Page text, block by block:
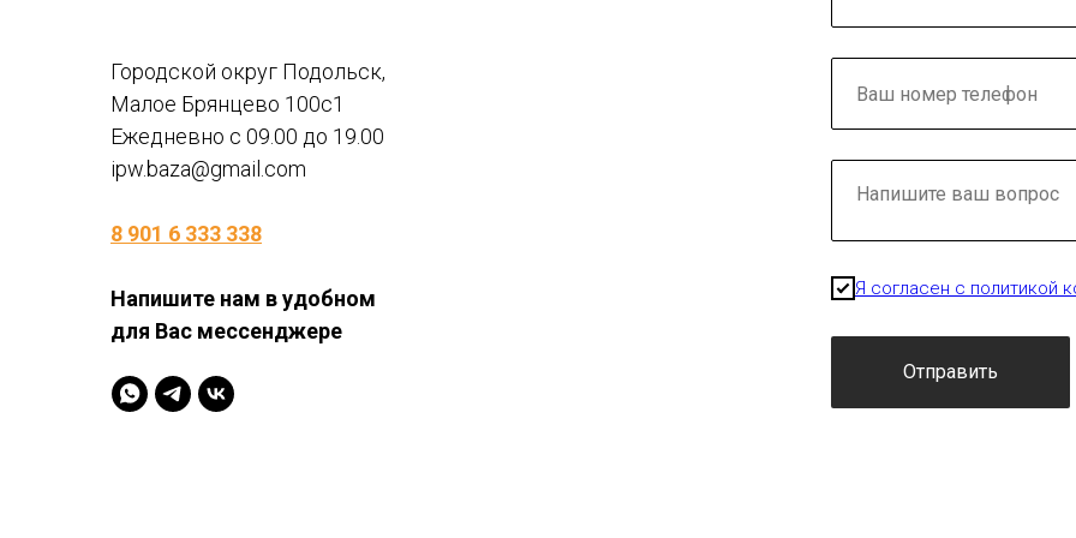
Городской округ Подольск,
Малое Брянцево 100с1
Ежедневно с 09.00 до 19.00
ipw.baza@gmail.com
8 901 6 333 338
Напишите нам в удобном
для Вас мессенджере
Я согласен с политикой
Отправить